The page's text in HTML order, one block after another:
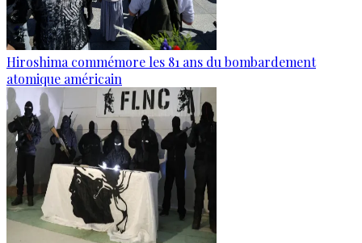
Hiroshima commémore les 81 ans du bombardement
atomique américain